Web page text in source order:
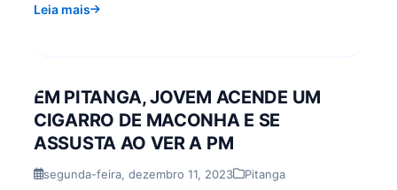
Leia mais
EM PITANGA, JOVEM ACENDE UM
CIGARRO DE MACONHA E SE
ASSUSTA AO VER A PM
segunda-feira, dezembro 11, 2023 Pitanga